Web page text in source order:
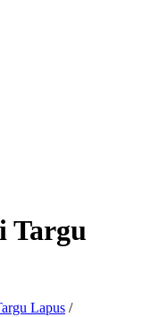
Targu
Lapus /